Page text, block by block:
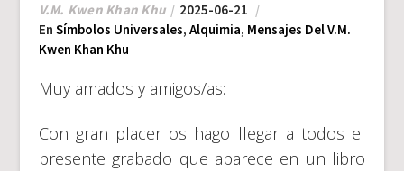
V.M. Kwen Khan Khu
2025-06-21
En Símbolos Universales, Alquimia, Mensajes Del V.M.
Kwen Khan Khu
Muy amados y amigos/as:
Con gran placer os hago llegar a todos el
presente grabado que aparece en un libro